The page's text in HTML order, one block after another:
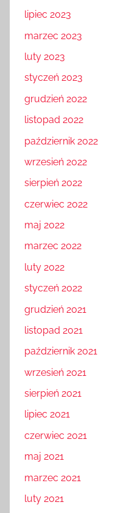
lipiec 2023
marzec 2023
luty 2023
styczeń 2023
grudzień 2022
listopad 2022
październik 2022
wrzesień 2022
sierpień 2022
czerwiec 2022
maj 2022
marzec 2022
luty 2022
styczeń 2022
grudzień 2021
listopad 2021
październik 2021
wrzesień 2021
sierpień 2021
lipiec 2021
czerwiec 2021
maj 2021
marzec 2021
luty 2021